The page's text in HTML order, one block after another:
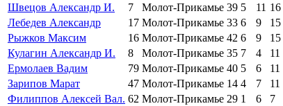
Швецов Александр И.
7 Молот-Прикамье 39 5 11 16
Лебедев Александр
17 Молот-Прикамье 33 6 9 15
Рыжков Максим
16 Молот-Прикамье 42 6 9 15
Кулагин Александр И.
8 Молот-Прикамье 35 7 4 11
Ермолаев Вадим
79 Молот-Прикамье 40 5 6 11
Зарипов Марат
47 Молот-Прикамье 14 4 7 11
Филиппов Алексей Вал. 62 Молот-Прикамье 29 1 6 7